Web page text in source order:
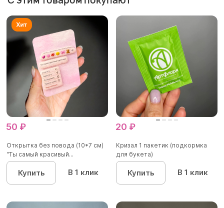
50 ₽
Открытка без повода (10*7 см)
"Ты самый красивый...
Купить В 1 клик
20 ₽
Кризал 1 пакетик (подкормка
для букета)
Купить В 1 клик